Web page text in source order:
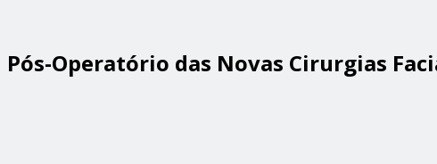
Pós-Operatório das Novas Cirurgias